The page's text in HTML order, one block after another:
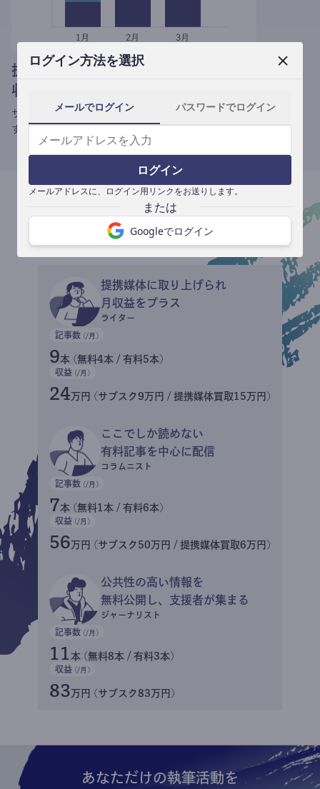
ログイン方法を選択
メールでログイン パスワードでログイン
ログイン
メールアドレスに、ログイン用リンクをお送りします。
Googleでログイン
提携媒体による記事買い取りで
収益がプラスされる
サブスク収益にメディアへの記事提供の売り上げをプラスできま
す。
収益イメージ
提携媒体に取り上げられ
月収益をプラス
ライター
記事数 (/月)
9本 (無料4本 / 有料5本)
収益 (/月)
24万円 (サブスク9万円 / 提携媒体買取15万円)
ここでしか読めない
有料記事を中心に配信
コラムニスト
記事数 (/月)
7本 (無料1本 / 有料6本)
収益 (/月)
56万円 (サブスク50万円 / 提携媒体買取6万円)
公共性の高い情報を
無料公開し、支援者が集まる
ジャーナリスト
記事数 (/月)
11 本 (無料8本 / 有料3本)
収益 (/月)
83万円 (サブスク83万円)
あなただけの執筆活動を